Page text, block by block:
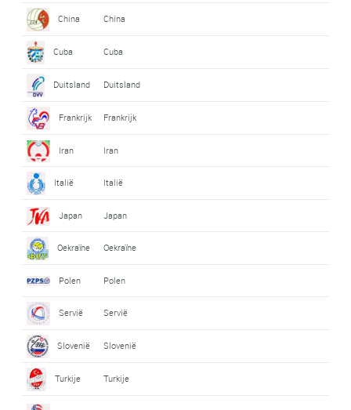
China China
Cuba Cuba
Duitsland Duitsland
Frankrijk Frankrijk
Iran Iran
Italië Italië
Japan Japan
Oekraïne Oekraïne
Polen Polen
Servië Servië
Slovenië Slovenië
Turkije Turkije